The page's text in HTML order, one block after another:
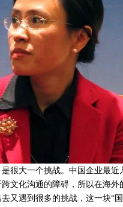
很大一个挑战。中国企业最近
文化沟通的障碍，所以在海
又遇到很多的挑战，这一块“